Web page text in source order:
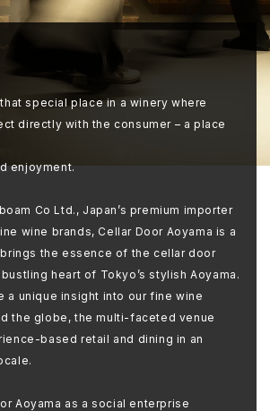
special place in a winery where
directly with the consumer – a place
enjoyment.
Co Ltd., Japan’s premium importer
wine brands, Cellar Door Aoyama is a
the essence of the cellar door
heart of Tokyo’s stylish Aoyama.
a unique insight into our fine wine
the globe, the multi-faceted venue
based retail and dining in an
Aoyama as a social enterprise